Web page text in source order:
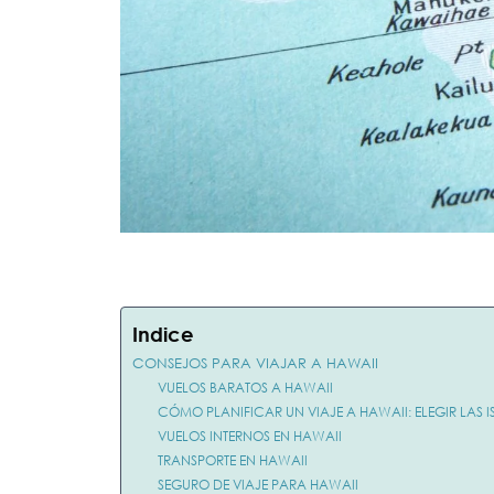
Indice
CONSEJOS PARA VIAJAR A HAWAII
VUELOS BARATOS A HAWAII
CÓMO PLANIFICAR UN VIAJE A HAWAII: ELEGIR LAS
VUELOS INTERNOS EN HAWAII
TRANSPORTE EN HAWAII
SEGURO DE VIAJE PARA HAWAII